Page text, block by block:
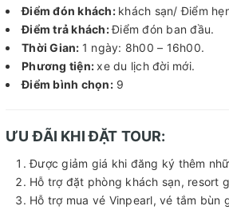
Điểm đón khách: khách sạn/ Điểm
Điểm trả khách:Điểm đón ban đầu.
Thời Gian: 1 ngày: 8h00 – 16h00.
Phương tiện:xe du lịch đời mới.
Điểm bình chọn:9
ƯU ĐÃI KHI ĐẶT TOUR:
Được giảm giá khi đăng ký thêm
Hỗ trợ đặt phòng khách sạn, resort
Hỗ trợ mua vé Vinpearl, vé tắm bùn